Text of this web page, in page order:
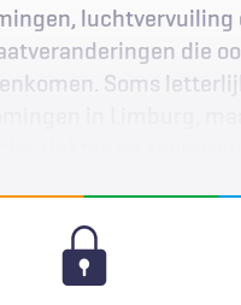
luchtvervuiling
die
Soms
in Limburg,
ziektes en zoönosen.